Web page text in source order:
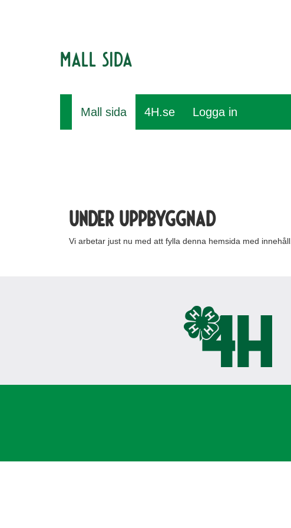
Mall sida
Mall sida 4H.se Logga in
Under uppbyggnad
Vi arbetar just nu med att fylla denna hemsida med innehåll.